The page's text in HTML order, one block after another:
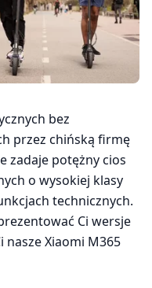
bez
przez chińską firmę
zadaje potężny cios
o wysokiej klasy
technicznych.
Ci wersje
nasze Xiaomi M365